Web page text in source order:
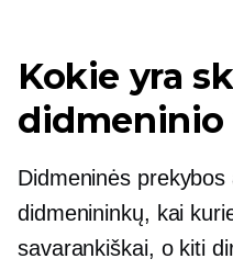
Kokie yra
didmeninio
Didmeninės
didmenininkų, kai
savarankiškai, o kiti